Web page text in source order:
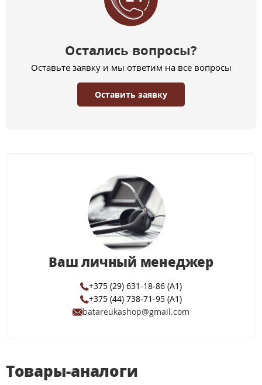
Остались вопросы?
Оставьте заявку и мы ответим на все вопросы
Оставить заявку
Ваш личный менеджер
+375 (29) 631-18-86 (A1)
+375 (44) 738-71-95 (A1)
batareukashop@gmail.com
Товары-аналоги